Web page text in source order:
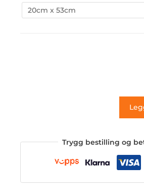
Trygg bestilling og